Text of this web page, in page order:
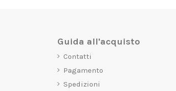
Guida all'acquisto
Contatti
Pagamento
Spedizioni